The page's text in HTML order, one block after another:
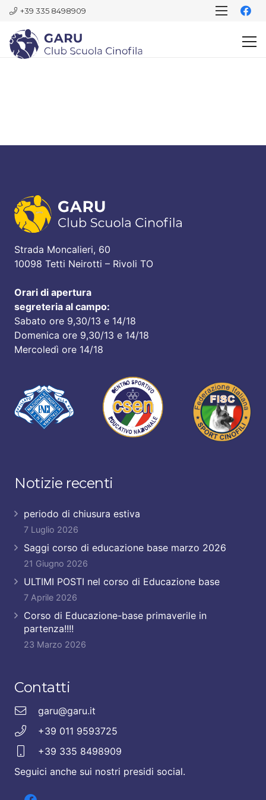
+39 335 8498909
Strada Moncalieri, 60
10098 Tetti Neirotti – Rivoli TO
Orari di apertura
segreteria al campo:
Sabato ore 9,30/13 e 14/18
Domenica ore 9,30/13 e 14/18
Mercoledì ore 14/18
Notizie recenti
periodo di chiusura estiva
7 Luglio 2026
Saggi corso di educazione base marzo 2026
21 Giugno 2026
ULTIMI POSTI nel corso di Educazione base
7 Aprile 2026
Corso di Educazione-base primaverile in
partenza!!!!
23 Marzo 2026
Contatti
garu@garu.it
+39 011 9593725
+39 335 8498909
Seguici anche sui nostri presidi social.